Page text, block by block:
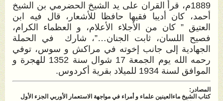
1889 م، قر
القران على يد الشيخ الحضرمي بن الشيخ
أحمد، كان أديبا فقيها حافظا للأشعار، قال فيه ابن
العتيق ” كان من الأجلاء الأعلام، و العظماء الكرام،
فصيح اللسان، ثابت الجنان…”، شارك في الحملة
الجهادية إلى جانب إخوته في مراكش و سوس، توفي
رحمه الله يوم الجمعة 17 شوال سنة 1352 للهجرة و
الموافق لسنة 1934 للميلاد بقرية أكردوس.
المصادر:
كتاب الشيخ ماءالعينين علماء و أمراء في مواجهة الاستعمار الأوربي الجزء الأول